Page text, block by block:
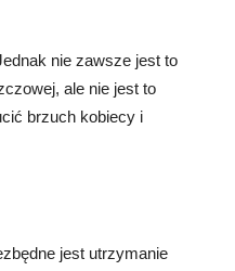
nie zawsze jest to
ale nie jest to
brzuch kobiecy i
jest utrzymanie